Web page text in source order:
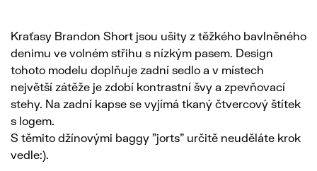
Kraťasy Brandon Short jsou ušity z těžkého bavlněného
denimu ve volném střihu s nízkým pasem. Design
tohoto modelu doplňuje zadní sedlo a v místech
největší zátěže je zdobí kontrastní švy a zpevňovací
stehy. Na zadní kapse se vyjímá tkaný čtvercový štítek
s logem.
S těmito džínovými baggy "jorts" určitě neuděláte krok
vedle:).